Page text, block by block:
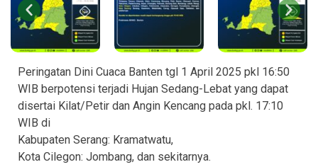
Peringatan Dini Cuaca Banten tgl 1 April 2025 pkl 16:50
WIB berpotensi terjadi Hujan Sedang-Lebat yang dapat
disertai Kilat/Petir dan Angin Kencang pada pkl. 17:10
WIB di
Kabupaten Serang: Kramatwatu,
Kota Cilegon: Jombang, dan sekitarnya.